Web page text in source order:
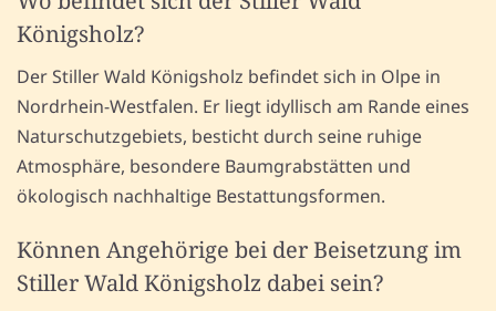
Königsholz?
Der Stiller Wald Königsholz befindet sich in Olpe in
Nordrhein-Westfalen. Er liegt idyllisch am Rande eines
Naturschutzgebiets, besticht durch seine ruhige
Atmosphäre, besondere Baumgrabstätten und
ökologisch nachhaltige Bestattungsformen.
Können Angehörige bei der Beisetzung im
Stiller Wald Königsholz dabei sein?